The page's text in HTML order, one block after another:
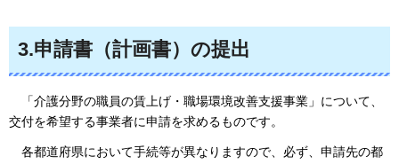
3.申請書（計画書）の提出
「介護分野の職員の賃上げ・職場環境改善支援事業」について、
交付を希望する事業者に申請を求めるものです。
各都道府県において手続等が異なりますので、必ず、申請先の都